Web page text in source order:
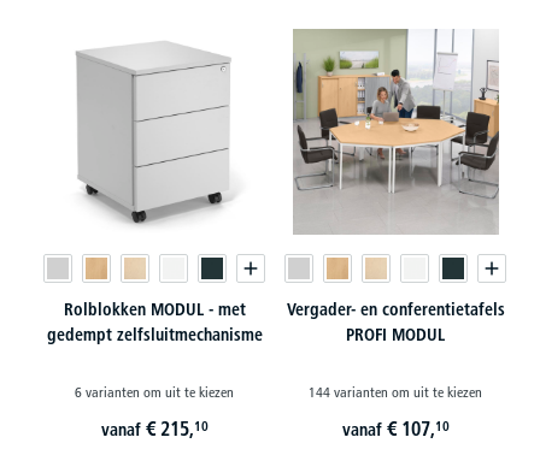
Rolblokken MODUL - met
gedempt zelfsluitmechanisme
6 varianten om uit te kiezen
vanaf € 215,10
Vergader- en conferentietafels
PROFI MODUL
144 varianten om uit te kiezen
vanaf € 107,10